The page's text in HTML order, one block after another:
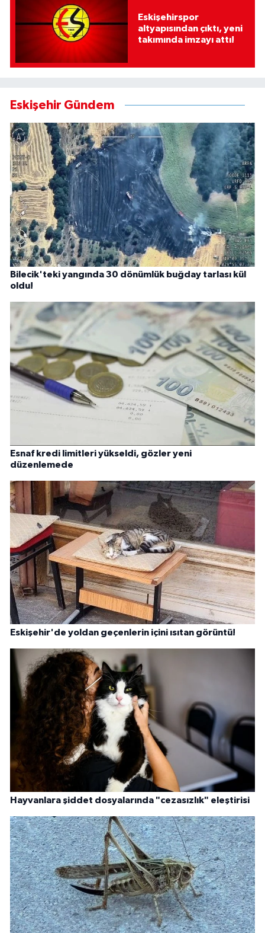
Eskişehirspor
altyapısından çıktı, yeni
takımında imzayı attı!
Eskişehir Gündem
Bilecik'teki yangında 30 dönümlük buğday tarlası kül
oldu!
Esnaf kredi limitleri yükseldi, gözler yeni
düzenlemede
Eskişehir'de yoldan geçenlerin içini ısıtan görüntü!
Hayvanlara şiddet dosyalarında "cezasızlık" eleştirisi